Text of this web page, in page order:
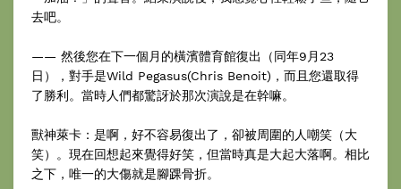
去吧。
—— 然後您在下一個月的橫濱體育館復出（同年9月23
日），對手是Wild Pegasus(Chris Benoit)，而且您還取得
了勝利。當時人們都驚訝於那次演說是在幹嘛。
獸神萊卡：是啊，好不容易復出了，卻被周圍的人嘲笑（大
笑）。現在回想起來覺得好笑，但當時真是大起大落啊。相比
之下，唯一的大傷就是腳踝骨折。